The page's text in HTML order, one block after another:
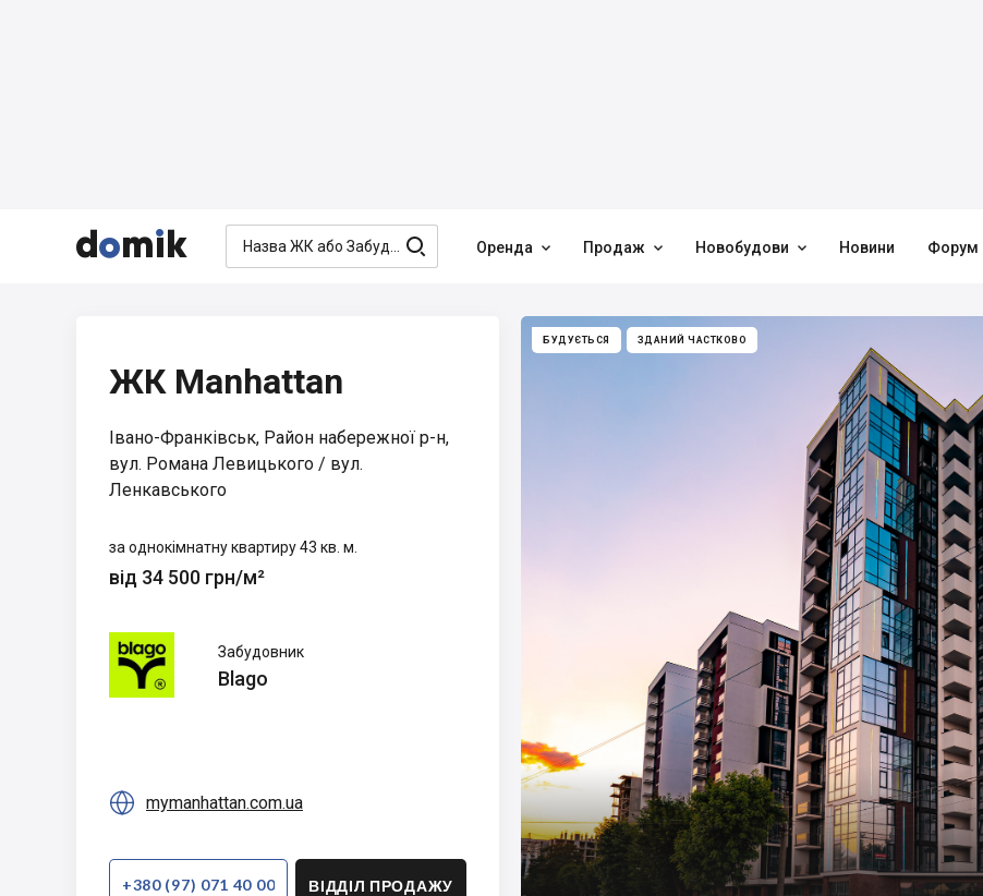


  Оренда  Продаж  Новобудови  Новини Форум
БУДУЄТЬСЯ ЗДАНИЙ ЧАСТКОВО
ЖК Manhattan
Івано-Франківськ, Район набережної р-н,
вул. Романа Левицького / вул.
Ленкавського
за однокімнатну квартиру 43 кв. м.
від 34 500 грн/м²
Blago
Забудовник
Blago
 mymanhattan.com.ua
+380 (97) 071 40 00 ВІДДІЛ ПРОДАЖУ